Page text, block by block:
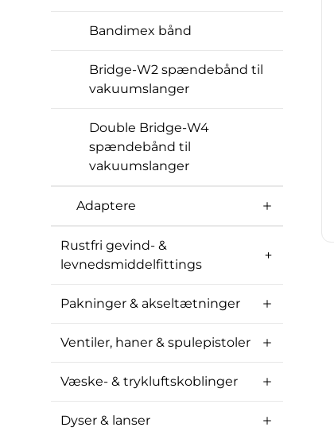
Bandimex bånd
Bridge-W2 spændebånd til
vakuumslanger
Double Bridge-W4
spændebånd til
vakuumslanger
Adaptere
Rustfri gevind- &
levnedsmiddelfittings
Pakninger & akseltætninger
Ventiler, haner & spulepistoler
Væske- & trykluftskoblinger
Dyser & lanser